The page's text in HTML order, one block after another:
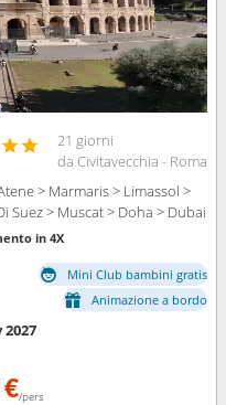
21 giorni
da Civitavecchia - Roma
> Marmaris > Limassol >
Suez > Muscat > Doha > Dubai
in 4X
Mini Club bambini gratis
Animazione a bordo
€/pers